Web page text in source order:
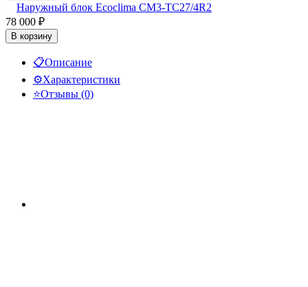
Наружный блок Ecoclima CM3-TC27/4R2
78 000 ₽
В корзину
📋Описание
⚙️Характеристики
⭐Отзывы (0)